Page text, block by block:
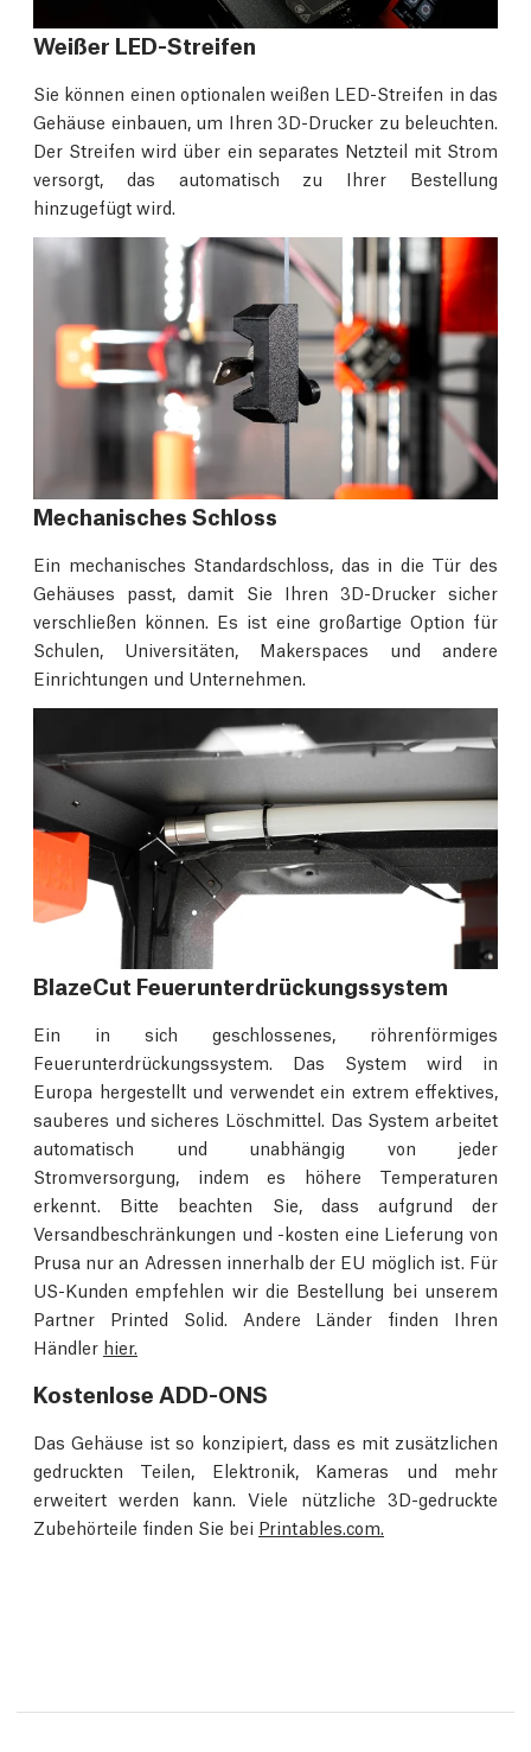
Weißer LED-Streifen
Sie können einen optionalen weißen LED-Streifen in das
Gehäuse einbauen, um Ihren 3D-Drucker zu beleuchten.
Der Streifen wird über ein separates Netzteil mit Strom
versorgt, das automatisch zu Ihrer Bestellung
hinzugefügt wird.
Mechanisches Schloss
Ein mechanisches Standardschloss, das in die Tür des
Gehäuses passt, damit Sie Ihren 3D-Drucker sicher
verschließen können. Es ist eine großartige Option für
Schulen, Universitäten, Makerspaces und andere
Einrichtungen und Unternehmen.
BlazeCut Feuerunterdrückungssystem
Ein in sich geschlossenes, röhrenförmiges
Feuerunterdrückungssystem. Das System wird in
Europa hergestellt und verwendet ein extrem effektives,
sauberes und sicheres Löschmittel. Das System arbeitet
automatisch und unabhängig von jeder
Stromversorgung, indem es höhere Temperaturen
erkennt. Bitte beachten Sie, dass aufgrund der
Versandbeschränkungen und -kosten eine Lieferung von
Prusa nur an Adressen innerhalb der EU möglich ist. Für
US-Kunden empfehlen wir die Bestellung bei unserem
Partner Printed Solid. Andere Länder finden Ihren
Händler hier.
Kostenlose ADD-ONS
Das Gehäuse ist so konzipiert, dass es mit zusätzlichen
gedruckten Teilen, Elektronik, Kameras und mehr
erweitert werden kann. Viele nützliche 3D-gedruckte
Zubehörteile finden Sie bei Printables.com.